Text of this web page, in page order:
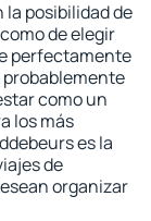
posibilidad de
de elegir
perfectamente
probablemente
como un
los más
es la
de
organizar